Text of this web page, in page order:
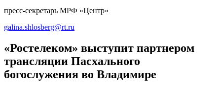
пресс-секретарь МРФ «Центр»
galina.shlosberg@rt.ru
«Ростелеком» выступит партнером
трансляции Пасхального
богослужения во Владимире